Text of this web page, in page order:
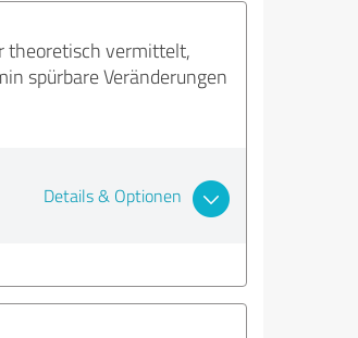
theoretisch vermittelt,
spürbare Veränderungen
Details & Optionen